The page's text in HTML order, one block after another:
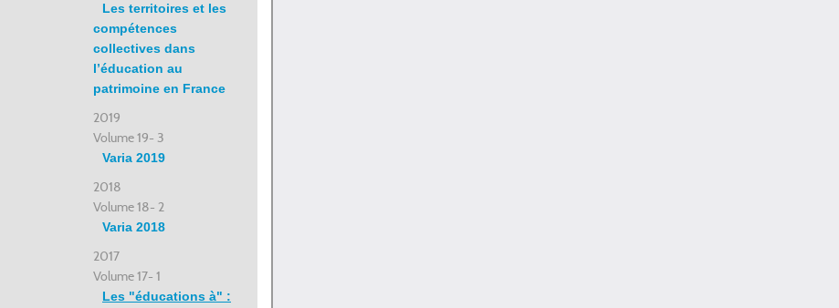
Les territoires et les
compétences
collectives dans
l’éducation au
patrimoine en France
2019
Volume 19- 3
Varia 2019
2018
Volume 18- 2
Varia 2018
2017
Volume 17- 1
Les "éducations à" :